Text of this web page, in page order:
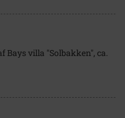
Bays villa "Solbakken", ca.